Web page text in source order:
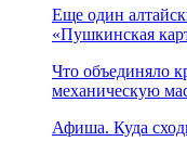
Еще один
«Пушкинская
Что объединяло
механическую
Афиша. Куда